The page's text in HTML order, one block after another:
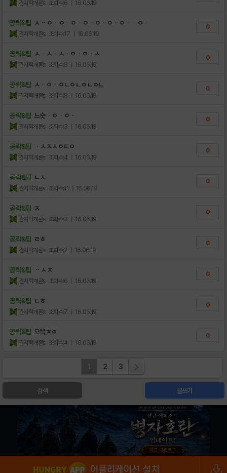
간지학개론s 조회수:6 | 16.06.19
공략&팁 ㅅᆢㅇᆞㅇᆞㅇᆞㅇᆞㅇᆞㅇᆞㅇᆞᆞㅇᆞ
간지학개론s 조회수:17 | 16.06.19
0
공략&팁 ㅅᆞㅅᆞㅅᆞㅇᆞㅇᆞㅅ
간지학개론s 조회수:8 | 16.06.19
0
공략&팁 ㅅᆞㅇᆞㅇㄴㅇㄴㅇㄴㅇㄴ
간지학개론s 조회수:8 | 16.06.19
0
공략&팁 느슷ᆞㅇᆞㅇᆞ
간지학개론s 조회수:3 | 16.06.19
0
공략&팁 ᆞㅅㅈㅅㅇㄷㅇ
간지학개론s 조회수:4 | 16.06.19
0
공략&팁 ㄴㅅ
간지학개론s 조회수:11 | 16.06.19
0
공략&팁 ㅈ
간지학개론s 조회수:3 | 16.06.19
0
공략&팁 ㄹㅎ
간지학개론s 조회수:2 | 16.06.19
0
공략&팁 ᆢㅅㅈ
간지학개론s 조회수:6 | 16.06.19
0
공략&팁 ㄴㅎ
간지학개론s 조회수:7 | 16.06.19
0
공략&팁 으윽ㅈㅇ
간지학개론s 조회수:4 | 16.06.19
0
1 2 3
검색 글쓰기